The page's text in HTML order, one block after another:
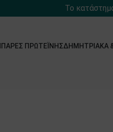
Το
ΠΡΩΤΕΪ́ΝΗΣΔΗΜΗΤΡΙΑΚΆ